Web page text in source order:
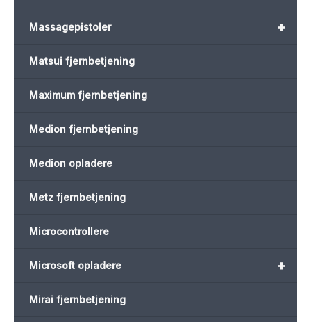
+
Massagepistoler
Matsui fjernbetjening
Maximum fjernbetjening
Medion fjernbetjening
Medion opladere
Metz fjernbetjening
Microcontrollere
+
Microsoft opladere
Mirai fjernbetjening